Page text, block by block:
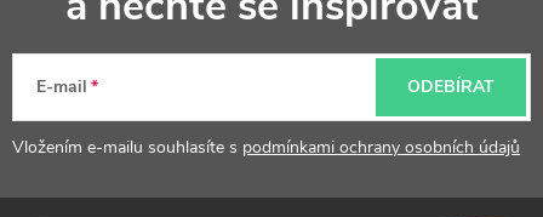
a
E-mail
Vložením e-mailu souhlasíte s podmínkami ochrany osobních údajů
ODEBÍRAT